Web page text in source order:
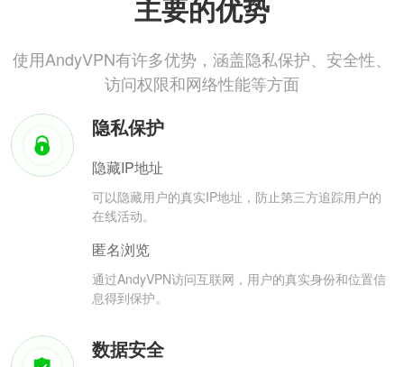
主要的优势
使用AndyVPN有许多优势，涵盖隐私保护、安全性、
访问权限和网络性能等方面
隐私保护
隐藏IP地址
可以隐藏用户的真实IP地址，防止第三方追踪用户的
在线活动。
匿名浏览
通过AndyVPN访问互联网，用户的真实身份和位置信
息得到保护。
数据安全